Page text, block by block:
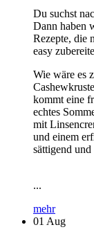
Du suchst
Dann haben
Rezepte, die
easy
Wie wäre es
kommt eine
echtes
mit
und einem
sättigend
...
mehr
01 Aug